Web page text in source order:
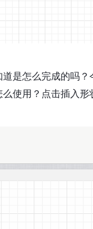
是怎么完成的吗
使用？点击插入形